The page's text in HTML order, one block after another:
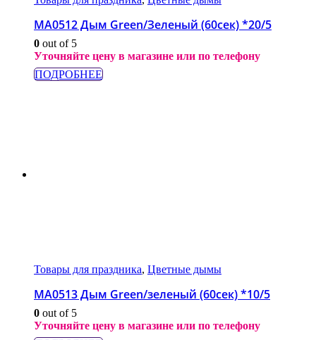
МА0512 Дым Green/Зеленый (60сек) *20/5
0 out of 5
Уточняйте цену в магазине или по телефону
ПОДРОБНЕЕ
Товары для праздника, Цветные дымы
МА0513 Дым Green/зеленый (60сек) *10/5
0 out of 5
Уточняйте цену в магазине или по телефону